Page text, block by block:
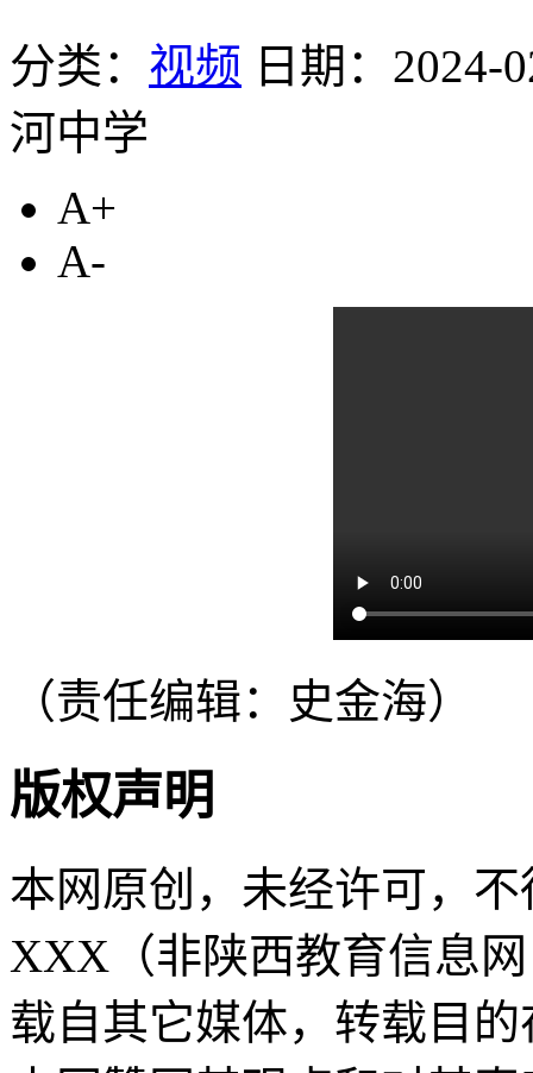
分类： 视频 日期：2024-
河中学
A+
A-
（责任编辑：史金海）
版权声明
本网原创，未经许可，
XXX（非陕西教育信息网
载自其它媒体，转载目